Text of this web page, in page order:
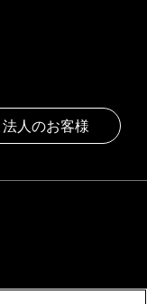
法人のお客様